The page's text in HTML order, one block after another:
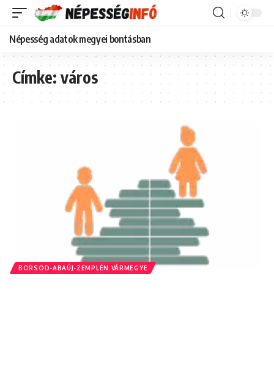
Népesség adatok megyei bontásban
Címke:város
BORSOD-ABAÚJ-ZEMPLÉN VÁRMEGYE